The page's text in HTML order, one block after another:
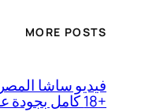
MORE POSTS
فيديو ساشا
+18 كامل بجودة عالية